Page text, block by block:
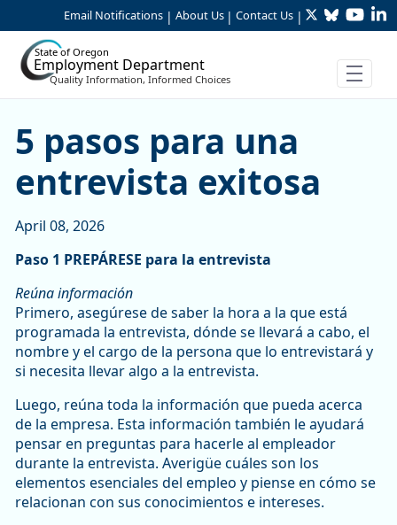
Skip to Main Content
Email Notifications | About Us | Contact Us | TwitterBluesky
State of Oregon
Employment Department
Quality Information, Informed Choices
5 pasos para una
5 pasos para una
entrevista exitosa
April 08, 2026
Paso 1 PREPÁRESE para la entrevista
Reúna información
Primero, asegúrese de saber la hora a la que está
programada la entrevista, dónde se llevará a cabo, el
nombre y el cargo de la persona que lo entrevistará y
si necesita llevar algo a la entrevista.
Luego, reúna toda la información que pueda acerca
de la empresa. Esta información también le ayudará
pensar en preguntas para hacerle al empleador
durante la entrevista. Averigüe cuáles son los
elementos esenciales del empleo y piense en cómo se
relacionan con sus conocimientos e intereses.